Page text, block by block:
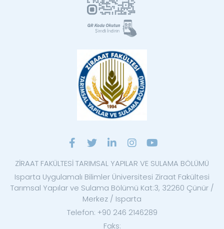
ZİRAAT FAKÜLTESİ TARIMSAL YAPILAR VE SULAMA BÖLÜMÜ
Isparta Uygulamalı Bilimler Üniversitesi Ziraat Fakültesi
Tarımsal Yapılar ve Sulama Bölümü Kat:3, 32260 Çünür /
Merkez / Isparta
Telefon: +90 246 2146289
Faks: